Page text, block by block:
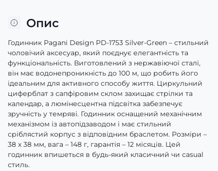
Опис
Годинник Pagani Design PD-1753 Silver-Green – стильний
чоловічий аксесуар, який поєднує елегантність та
функціональність. Виготовлений з нержавіючої сталі,
він має водонепроникність до 100 м, що робить його
ідеальним для активного способу життя. Циркульний
циферблат з сапфіровим склом захищає стрілки та
календар, а люмінесцентна підсвітка забезпечує
зручність у темряві. Годинник оснащений механічним
механізмом із автопідзаводом і має стильний
сріблястий корпус з відповідним браслетом. Розміри –
38 х 38 мм, вага – 148 г, гарантія – 12 місяців. Цей
годинник впишеться в будь-який класичний чи casual
стиль.